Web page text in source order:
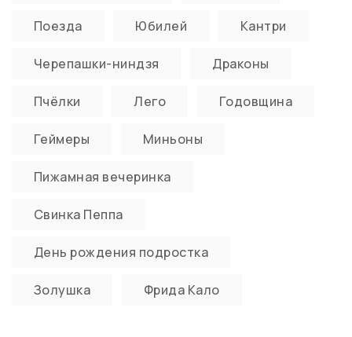
Поезда Юбилей Кантри
Черепашки-ниндзя Драконы
Пчёлки Лего Годовщина
Геймеры Миньоны
Пижамная вечеринка
Свинка Пеппа
День рождения подростка
Золушка Фрида Кало